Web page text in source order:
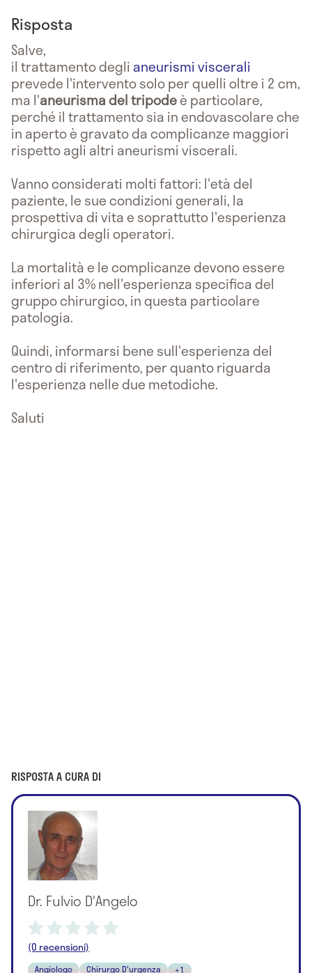
Risposta
Salve,
il trattamento degli aneurismi viscerali
prevede l'intervento solo per quelli oltre i 2 cm,
ma l'aneurisma del tripodeè particolare,
perché il trattamento sia in endovascolare che
in aperto è gravato da complicanze maggiori
rispetto agli altri aneurismi viscerali.
Vanno considerati molti fattori: l'età del
paziente, le sue condizioni generali, la
prospettiva di vita e soprattutto l'esperienza
chirurgica degli operatori.
La mortalità e le complicanze devono essere
inferiori al 3% nell'esperienza specifica del
gruppo chirurgico, in questa particolare
patologia.
Quindi, informarsi bene sull'esperienza del
centro di riferimento, per quanto riguarda
l'esperienza nelle due metodiche.
Saluti
RISPOSTA A CURA DI
Dr. Fulvio D'Angelo
(0 recensioni)
Angiologo Chirurgo D'urgenza +1